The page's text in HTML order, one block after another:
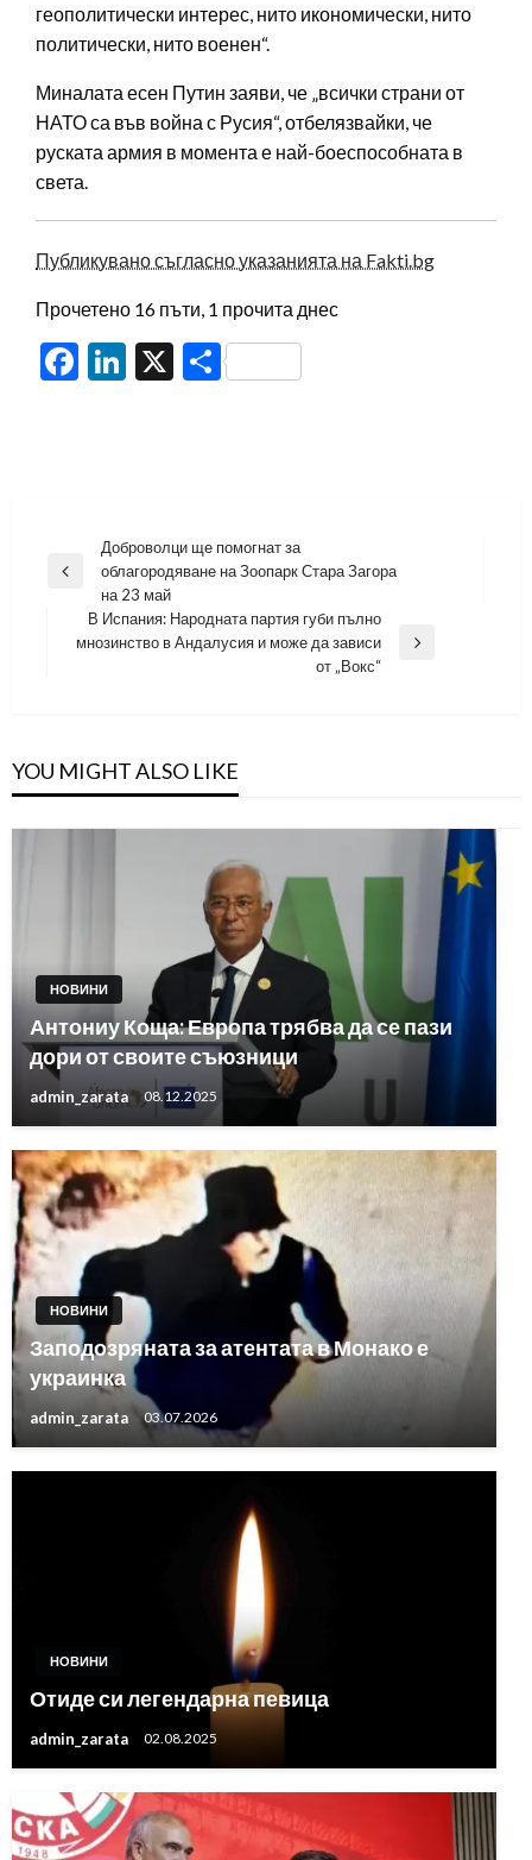
геополитически интерес, нито икономически, нито
политически, нито военен“.
Миналата есен Путин заяви, че „всички страни от
НАТО са във война с Русия“, отбелязвайки, че
руската армия в момента е най-боеспособната в
света.
Публикувано съгласно указанията на Fakti.bg
Прочетено 16 пъти, 1 прочита днес
Facebook
LinkedIn
X Share
Навигация
Previous
Доброволци ще помогнат за
облагородяване на Зоопарк Стара Загора
на 23 май
Next
В Испания: Народната партия губи пълно
мнозинство в Андалусия и може да зависи
от „Вокс“
YOU MIGHT ALSO LIKE
НОВИНИ
Антониу Коща: Европа трябва да се пази
дори от своите съюзници
admin_zarata 08.12.2025
НОВИНИ
Заподозряната за атентата в Монако е
украинка
admin_zarata 03.07.2026
НОВИНИ
Отиде си легендарна певица
admin_zarata 02.08.2025